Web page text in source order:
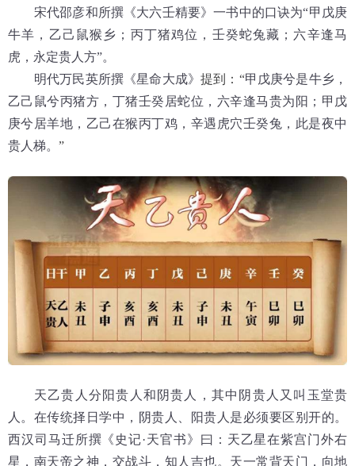
宋代邵彦和所撰《大六壬精要》一书中的口诀为“甲戊庚
牛羊，乙己鼠猴乡；丙丁猪鸡位，壬癸蛇兔藏；六辛逢马
虎，永定贵人方”。
明代万民英所撰《星命大成》提到：“甲戊庚兮是牛乡，
乙己鼠兮丙猪方，丁猪壬癸居蛇位，六辛逢马贵为阳；甲戊
庚兮居羊地，乙己在猴丙丁鸡，辛遇虎穴壬癸兔，此是夜中
贵人梯。 ”
天乙贵人分阳贵人和阴贵人，其中阴贵人又叫玉堂贵
人。在传统择日学中，阴贵人、阳贵人是必须要区别开的。
西汉司马迁所撰《史记·天官书》曰：天乙星在紫宫门外右
星，南天帝之神，交战斗，知人吉也。天一常背天门，向地